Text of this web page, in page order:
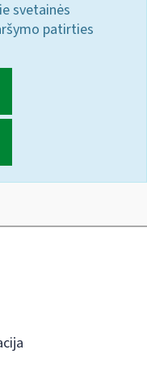
svetainės
patirties